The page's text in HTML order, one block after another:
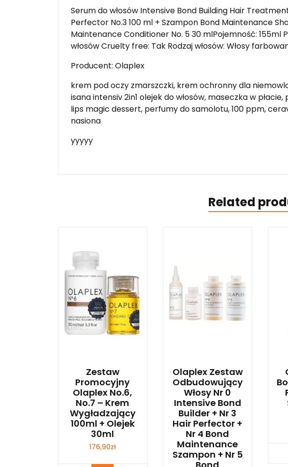
Serum do włosów Intensive Bond Building Hair
Perfector No.3 100 ml + Szampon Bond Maintenance
Maintenance Conditioner No. 5 30 mlPojemność: 155ml
włosów Cruelty free: Tak Rodzaj włosów: Włosy
Producent: Olaplex
krem pod oczy zmarszczki, krem ochronny dla
isana intensiv 2in1 olejek do włosów, maseczka w
lips magic dessert, perfumy do samolotu, 100 ppm,
nasiona
yyyyy
Related
Zestaw
Promocyjny
Olaplex No.6,
No.7 – Krem
Wygładzający
100ml + Olejek
30ml
176,90zł
Olaplex Zestaw
Odbudowujący
Włosy Nr 0
Intensive Bond
Builder + Nr 3
Hair Perfector +
Nr 4 Bond
Maintenance
Szampon + Nr 5